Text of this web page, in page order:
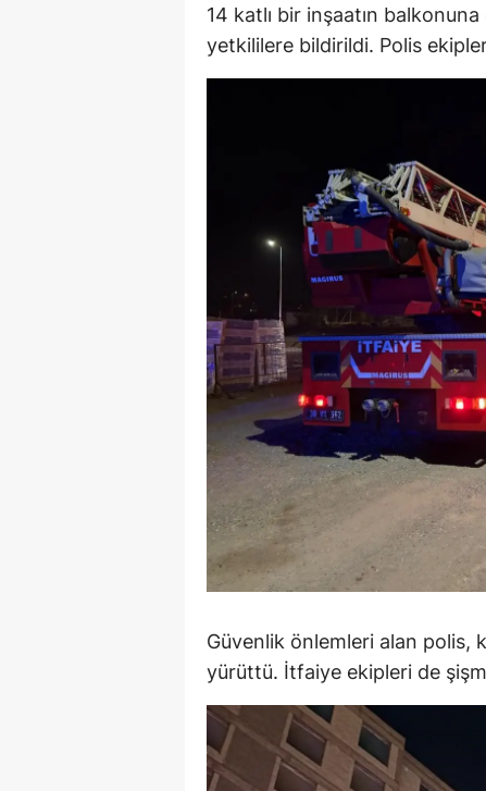
14 katlı bir inşaatın balkonuna
yetkililere bildirildi. Polis
Güvenlik önlemleri alan polis,
yürüttü. İtfaiye ekipleri de